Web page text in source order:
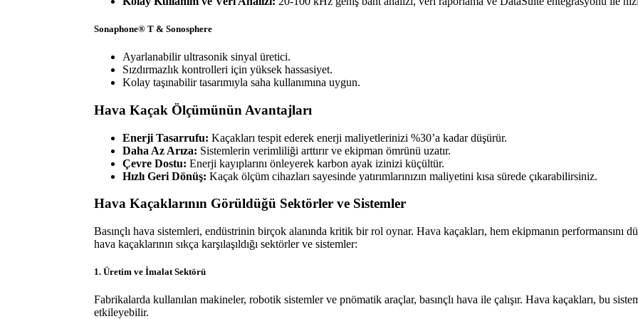
Sonaphone® T & Sonosphere
Ayarlanabilir ultrasonik sinyal üretici.
Sızdırmazlık kontrolleri için yüksek hassasiyet.
Kolay taşınabilir tasarımıyla saha kullanımına uygun.
Hava Kaçak Ölçümünün Avantajları
Enerji Tasarrufu: Kaçakları tespit ederek enerji maliyetlerinizi %30’a kadar düşürür.
Daha Az Arıza: Sistemlerin verimliliği arttırır ve ekipman ömrünü uzatır.
Çevre Dostu: Enerji kayıplarını önleyerek karbon ayak izinizi küçültür.
Hızlı Geri Dönüş: Kaçak ölçüm cihazları sayesinde yatırımlarınızın maliyetini kısa sürede çıkarabilirsiniz.
Hava Kaçaklarının Görüldüğü Sektörler ve Sistemler
Basınçlı hava sistemleri, endüstrinin birçok alanında kritik bir rol oynar. Hava kaçakları, hem ekipmanın performansını
hava kaçaklarının sıkça karşılaşıldığı sektörler ve sistemler:
1. Üretim ve İmalat Sektörü
Fabrikalarda kullanılan makineler, robotik sistemler ve pnömatik araçlar, basınçlı hava ile çalışır. Hava kaçakları, bu
etkileyebilir.